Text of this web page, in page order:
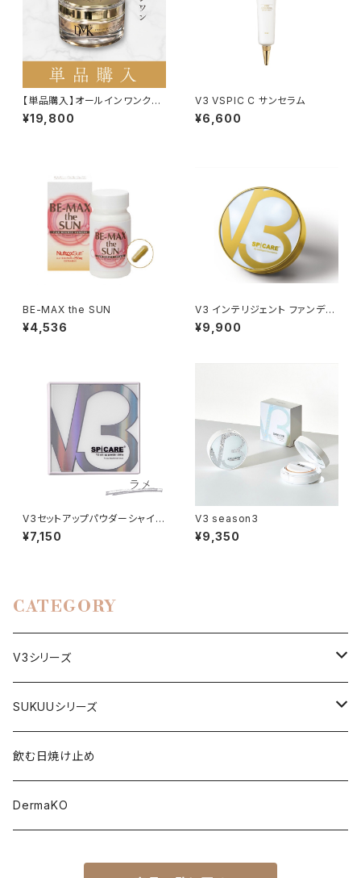
【単品購入】オールインワンクリ
ームダーマコ
¥19,800
V3 VSPIC C サンセラム
¥6,600
BE-MAX the SUN
¥4,536
V3 インテリジェント ファンデー
ション
¥9,900
V3セットアップパウダーシャイニ
ー
¥7,150
V3 season3
¥9,350
CATEGORY
V3シリーズ
ファンデーション
下地
日焼け止め
SUKUUシリーズ
美顔器
美容液
飲む日焼け止め
DermaKO